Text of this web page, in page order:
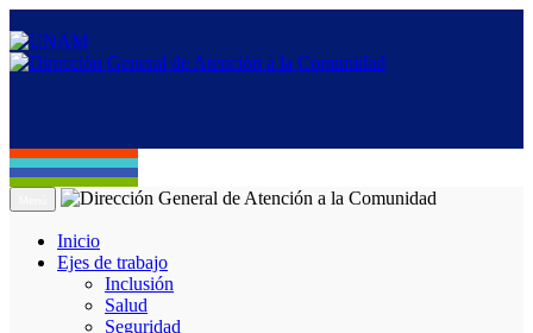
Inicio
Ejes de trabajo
Inclusión
Salud
Seguridad